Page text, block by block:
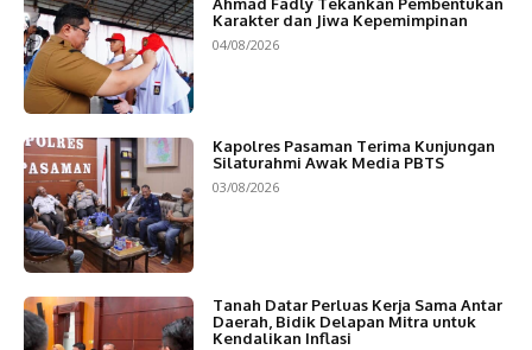
Karakter dan Jiwa Kepemimpinan
04/08/2026
Kapolres Pasaman Terima Kunjungan
Silaturahmi Awak Media PBTS
03/08/2026
Tanah Datar Perluas Kerja Sama Antar
Daerah, Bidik Delapan Mitra untuk
Kendalikan Inflasi